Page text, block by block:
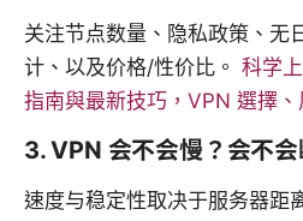
关注节点数量、隐私政策、无
计、以及价格/性价比。 科学
指南與最新技巧，VPN 選擇
3. VPN 会不会慢？会不会
速度与稳定性取决于服务器距